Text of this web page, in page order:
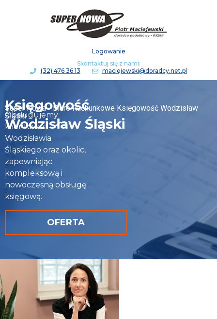
Logowanie
Skontaktuj się z nami:
(32) 476 36 13
maciejewski@doradcy.net.pl
OFERTA
Obsługujemy
klientów z
Wodzisławia
Śląskiego oraz okolic,
zapewniając
kompleksową i
nowoczesną obsługę
księgową.
Księgowość
Wodzisław Śląski
Super Nowa - Biuro Rachunkowe Księgowość Wodzisław
Śląski